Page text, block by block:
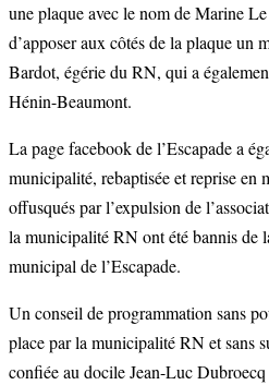
une plaque avec le nom de Marine
d’apposer aux côtés de la plaque un
Bardot, égérie du RN, qui a
Hénin-Beaumont.
La page facebook de l’Escapade a
municipalité, rebaptisée et reprise en
offusqués par l’expulsion de
la municipalité RN ont été bannis de
municipal de l’Escapade.
Un conseil de programmation sans
place par la municipalité RN et sans
confiée au docile Jean-Luc